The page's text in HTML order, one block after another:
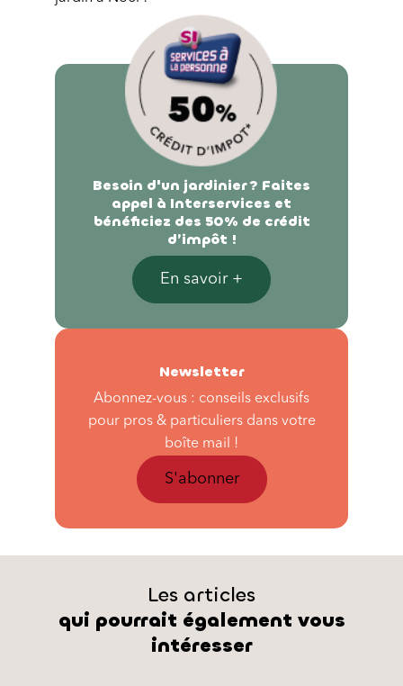
Besoin d'un jardinier ? Faites
appel à Interservices et
bénéficiez des 50% de crédit
d’impôt !
En savoir +
Newsletter
Abonnez-vous : conseils exclusifs
pour pros & particuliers dans votre
boîte mail !
S'abonner
Les articles
qui pourrait également vous
intéresser